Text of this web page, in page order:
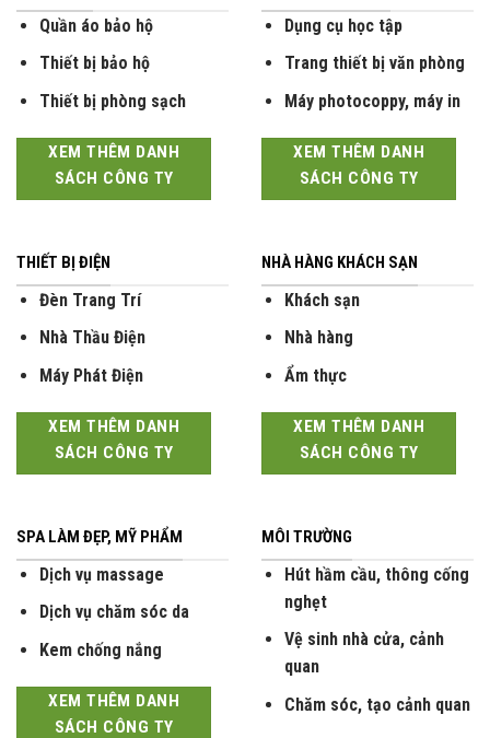
Quần áo bảo hộ
Thiết bị bảo hộ
Thiết bị phòng sạch
XEM THÊM DANH
SÁCH CÔNG TY
Dụng cụ học tập
Trang thiết bị văn phòng
Máy photocoppy, máy in
XEM THÊM DANH
SÁCH CÔNG TY
THIẾT BỊ ĐIỆN
Đèn Trang Trí
Nhà Thầu Điện
Máy Phát Điện
XEM THÊM DANH
SÁCH CÔNG TY
NHÀ HÀNG KHÁCH SẠN
Khách sạn
Nhà hàng
Ẩm thực
XEM THÊM DANH
SÁCH CÔNG TY
SPA LÀM ĐẸP, MỸ PHẨM
Dịch vụ massage
Dịch vụ chăm sóc da
Kem chống nắng
XEM THÊM DANH
SÁCH CÔNG TY
MÔI TRƯỜNG
Hút hầm cầu, thông cống
nghẹt
Vệ sinh nhà cửa, cảnh
quan
Chăm sóc, tạo cảnh quan